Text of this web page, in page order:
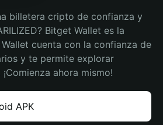
billetera cripto de confianza y
Bitget Wallet es la
cuenta con la confianza de
y te permite explorar
ahora mismo!
APK